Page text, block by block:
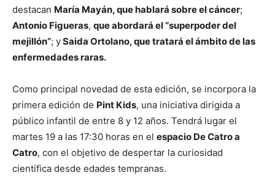
destacan María Mayán, que hablará sobre el cáncer;
Antonio Figueras, que abordará el “superpoder del
mejillón”; ySaida Ortolano, que tratará el ámbito de las
enfermedades raras.
Como principal novedad de esta edición, se incorpora la
primera edición de Pint Kids, una iniciativa dirigida a
público infantil de entre 8 y 12 años. Tendrá lugar el
martes 19 a las 17:30 horas en el espacio De Catro a
Catro, con el objetivo de despertar la curiosidad
científica desde edades tempranas.